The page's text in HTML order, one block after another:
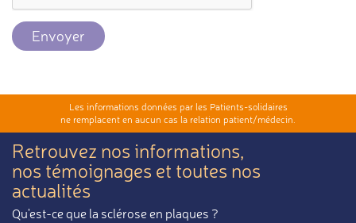
Envoyer
Les informations données par les Patients-solidaires
ne remplacent en aucun cas la relation patient/médecin.
Retrouvez nos informations,
nos témoignages et toutes nos
actualités
Qu'est-ce que la sclérose en plaques ?